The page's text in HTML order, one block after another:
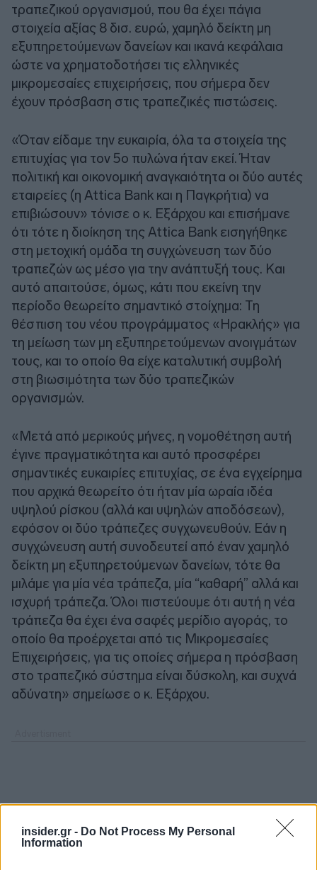
insider.gr - Do Not Process My Personal
Information
τραπεζικού οργανισμού, που θα έχει πάγια
στοιχεία αξίας 8 δισ. ευρώ, χαμηλό δείκτη μη
εξυπηρετούμενων δανείων και ικανά κεφάλαια
ώστε να χρηματοδοτήσει τις ελληνικές
μικρομεσαίες επιχειρήσεις, που σήμερα δεν
έχουν πρόσβαση στις τραπεζικές πιστώσεις.
«Όταν είδαμε την ευκαιρία, όλα τα στοιχεία της
επιτυχίας για τον 5ο πυλώνα ήταν εκεί. Ήταν
πολιτική και οικονομική αναγκαιότητα οι δύο αυτές
εταιρείες (η Attica Bank και η Παγκρήτια) να
επιβιώσουν» τόνισε ο κ. Εξάρχου και επισήμανε
ότι τότε η διοίκηση της Attica Bank εισηγήθηκε
στη μετοχική ομάδα τη συγχώνευση των δύο
τραπεζών ως μέσο για την ανάπτυξή τους. Και
αυτό απαιτούσε, όμως, κάτι που εκείνη την
περίοδο θεωρείτο σημαντικό στοίχημα: Τη
θέσπιση του νέου προγράμματος «Ηρακλής» για
τη μείωση των μη εξυπηρετούμενων ανοιγμάτων
τους, και το οποίο θα είχε καταλυτική συμβολή
στη βιωσιμότητα των δύο τραπεζικών
οργανισμών.
«Μετά από μερικούς μήνες, η νομοθέτηση αυτή
έγινε πραγματικότητα και αυτό προσφέρει
σημαντικές ευκαιρίες επιτυχίας, σε ένα εγχείρημα
που αρχικά θεωρείτο ότι ήταν μία ωραία ιδέα
υψηλού ρίσκου (αλλά και υψηλών αποδόσεων),
εφόσον οι δύο τράπεζες συγχωνευθούν. Εάν η
συγχώνευση αυτή συνοδευτεί από έναν χαμηλό
δείκτη μη εξυπηρετούμενων δανείων, τότε θα
μιλάμε για μία νέα τράπεζα, μία “καθαρή” αλλά και
ισχυρή τράπεζα. Όλοι πιστεύουμε ότι αυτή η νέα
τράπεζα θα έχει ένα σαφές μερίδιο αγοράς, το
οποίο θα προέρχεται από τις Μικρομεσαίες
Επιχειρήσεις, για τις οποίες σήμερα η πρόσβαση
στο τραπεζικό σύστημα είναι δύσκολη, και συχνά
αδύνατη» σημείωσε ο κ. Εξάρχου.